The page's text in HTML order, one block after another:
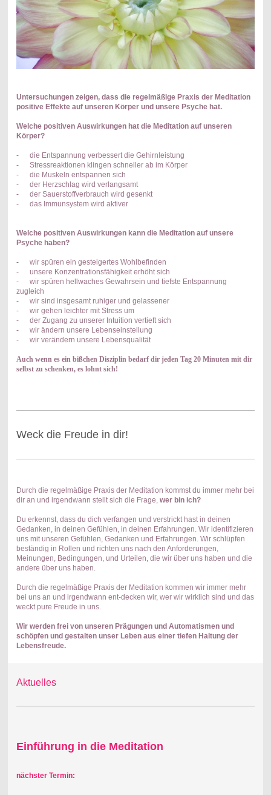
Untersuchungen zeigen, dass die regelmäßige Praxis der Meditation
positive Effekte auf unseren Körper und unsere Psyche hat.
Welche positiven Auswirkungen hat die Meditation auf unseren
Körper?
- die Entspannung verbessert die Gehirnleistung
- Stressreaktionen klingen schneller ab im Körper
- die Muskeln entspannen sich
- der Herzschlag wird verlangsamt
- der Sauerstoffverbrauch wird gesenkt
- das Immunsystem wird aktiver
Welche positiven Auswirkungen kann die Meditation auf unsere
Psyche haben?
- wir spüren ein gesteigertes Wohlbefinden
- unsere Konzentrationsfähigkeit erhöht sich
- wir spüren hellwaches Gewahrsein und tiefste Entspannung
zugleich
- wir sind insgesamt ruhiger und gelassener
- wir gehen leichter mit Stress um
- der Zugang zu unserer Intuition vertieft sich
- wir ändern unsere Lebenseinstellung
- wir verändern unsere Lebensqualität
Auch wenn es ein bißchen Disziplin bedarf dir jeden Tag 20 Minuten mit dir
selbst zu schenken, es lohnt sich!
Weck die Freude in dir!
Durch die regelmäßige Praxis der Meditation kommst du immer mehr bei
dir an und irgendwann stellt sich die Frage, wer bin ich?
Du erkennst, dass du dich verfangen und verstrickt hast in deinen
Gedanken, in deinen Gefühlen, in deinen Erfahrungen. Wir identifizieren
uns mit unseren Gefühlen, Gedanken und Erfahrungen. Wir schlüpfen
beständig in Rollen und richten uns nach den Anforderungen,
Meinungen, Bedingungen, und Urteilen, die wir über uns haben und die
andere über uns haben.
Durch die regelmäßige Praxis der Meditation kommen wir immer mehr
bei uns an und irgendwann ent-decken wir, wer wir wirklich sind und das
weckt pure Freude in uns.
Wir werden frei von unseren Prägungen und Automatismen und
schöpfen und gestalten unser Leben aus einer tiefen Haltung der
Lebensfreude.
Aktuelles
Einführung in die Meditation
nächster Termin: